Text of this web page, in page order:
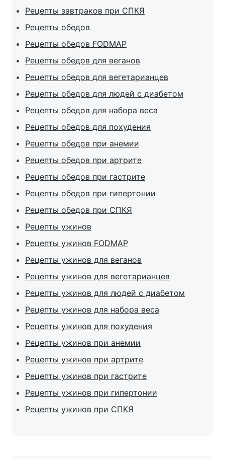
Рецепты завтраков при СПКЯ
Рецепты обедов
Рецепты обедов FODMAP
Рецепты обедов для веганов
Рецепты обедов для вегетарианцев
Рецепты обедов для людей с диабетом
Рецепты обедов для набора веса
Рецепты обедов для похудения
Рецепты обедов при анемии
Рецепты обедов при артрите
Рецепты обедов при гастрите
Рецепты обедов при гипертонии
Рецепты обедов при СПКЯ
Рецепты ужинов
Рецепты ужинов FODMAP
Рецепты ужинов для веганов
Рецепты ужинов для вегетарианцев
Рецепты ужинов для людей с диабетом
Рецепты ужинов для набора веса
Рецепты ужинов для похудения
Рецепты ужинов при анемии
Рецепты ужинов при артрите
Рецепты ужинов при гастрите
Рецепты ужинов при гипертонии
Рецепты ужинов при СПКЯ